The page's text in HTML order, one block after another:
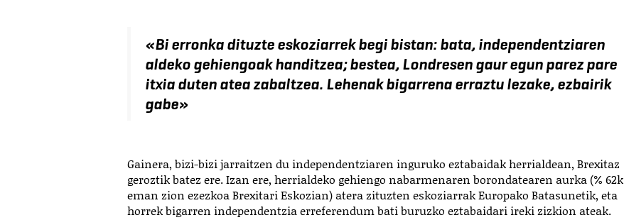
«Bi erronka dituzte eskoziarrek begi bistan: bata, independentziaren
aldeko gehiengoak handitzea; bestea, Londresen gaur egun parez pare
itxia duten atea zabaltzea. Lehenak bigarrena erraztu lezake, ezbairik
gabe»
Gainera, bizi-bizi jarraitzen du independentziaren inguruko eztabaidak herrialdean, Brexitaz
geroztik batez ere. Izan ere, herrialdeko gehiengo nabarmenaren borondatearen aurka (% 62k
eman zion ezezkoa Brexitari Eskozian) atera zituzten eskoziarrak Europako Batasunetik, eta
horrek bigarren independentzia erreferendum bati buruzko eztabaidari ireki zizkion ateak.